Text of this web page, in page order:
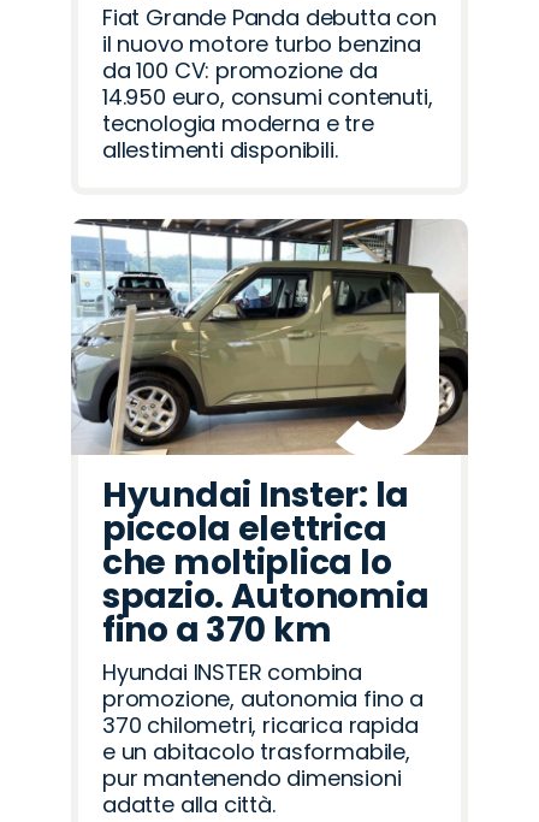
Fiat Grande Panda debutta con
il nuovo motore turbo benzina
da 100 CV: promozione da
14.950 euro, consumi contenuti,
tecnologia moderna e tre
allestimenti disponibili.
Hyundai Inster: la
piccola elettrica
che moltiplica lo
spazio. Autonomia
fino a 370 km
Hyundai INSTER combina
promozione, autonomia fino a
370 chilometri, ricarica rapida
e un abitacolo trasformabile,
pur mantenendo dimensioni
adatte alla città.